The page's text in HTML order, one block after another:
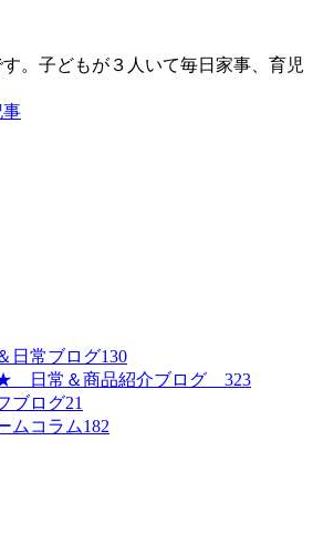
。子どもが３人いて毎日家事、育児
日常ブログ130
日常＆商品紹介ブログ 323
ブログ21
ムコラム182